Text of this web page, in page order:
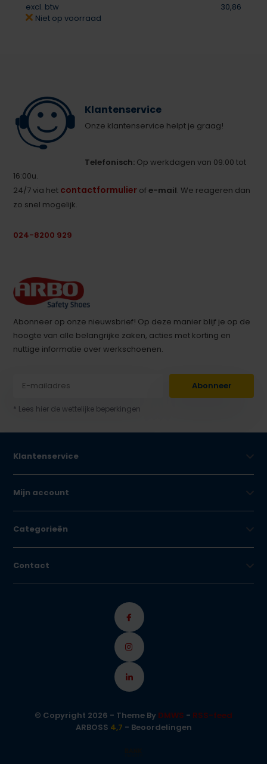
excl. btw
30,86
Niet op voorraad
Klantenservice
Onze klantenservice helpt je graag!
Telefonisch: Op werkdagen van 09:00 tot
16:00u.
24/7 via het contactformulier ofe-mail. We reageren dan
zo snel mogelijk.
024-8200 929
Abonneer op onze nieuwsbrief! Op deze manier blijf je op de
hoogte van alle belangrijke zaken, acties met korting en
nuttige informatie over werkschoenen.
Abonneer
* Lees hier de wettelijke beperkingen
Klantenservice
Mijn account
Categorieën
Contact
© Copyright 2026 - Theme By DMWS - RSS-feed
ARBOSS 4,7 - Beoordelingen